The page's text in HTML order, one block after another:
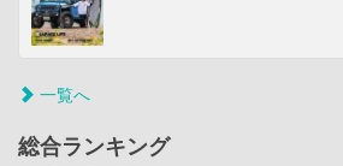
一覧へ
総合ランキング